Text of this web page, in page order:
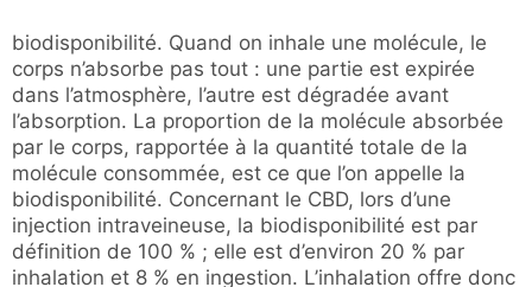
biodisponibilité. Quand on inhale une molécule, le
corps n’absorbe pas tout : une partie est expirée
dans l’atmosphère, l’autre est dégradée avant
l’absorption. La proportion de la molécule absorbée
par le corps, rapportée à la quantité totale de la
molécule consommée, est ce que l’on appelle la
biodisponibilité. Concernant le CBD, lors d’une
injection intraveineuse, la biodisponibilité est par
définition de 100 % ; elle est d’environ 20 % par
inhalation et 8 % en ingestion. L’inhalation offre donc